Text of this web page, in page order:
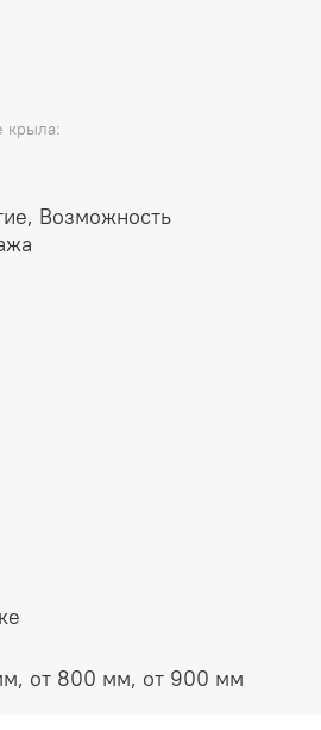
крыла:
от 600 мм, от 700 мм, от 800 мм, от 900 мм